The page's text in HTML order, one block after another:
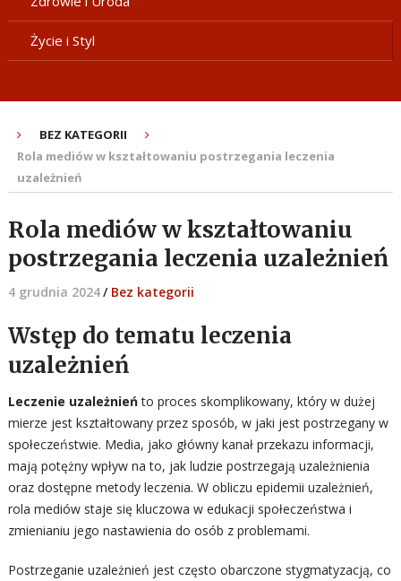
Życie i Styl
BEZ KATEGORII
Rola mediów w kształtowaniu postrzegania leczenia
uzależnień
Rola mediów w kształtowaniu
postrzegania leczenia uzależnień
4 grudnia 2024/ Bez kategorii
Wstęp do tematu leczenia
uzależnień
Leczenie uzależnieńto proces skomplikowany, który w dużej
mierze jest kształtowany przez sposób, w jaki jest postrzegany w
społeczeństwie. Media, jako główny kanał przekazu informacji,
mają potężny wpływ na to, jak ludzie postrzegają uzależnienia
oraz dostępne metody leczenia. W obliczu epidemii uzależnień,
rola mediów staje się kluczowa w edukacji społeczeństwa i
zmienianiu jego nastawienia do osób z problemami.
Postrzeganie uzależnień jest często obarczone stygmatyzacją, co